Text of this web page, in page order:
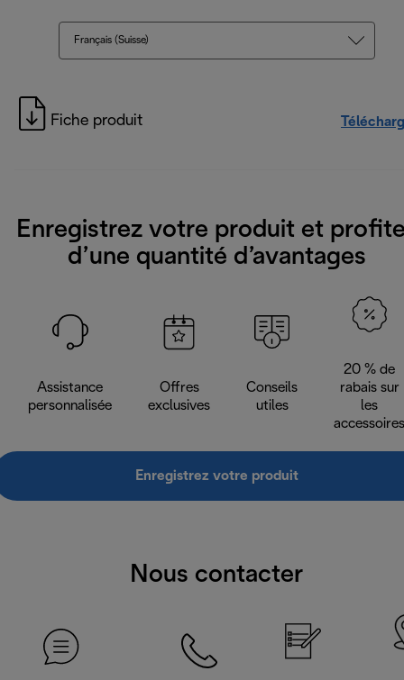
Français (Suisse)
Fiche produit
Enregistrez votre produit et
d’une quantité d’avantages
Assistance
personnalisée
Offres
exclusives
Conseils
utiles
20 % de
rabais sur
les
accessoires
Enregistrez votre produit
Nous contacter